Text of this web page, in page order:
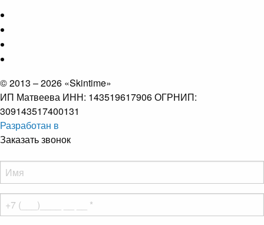
© 2013 – 2026 «Skintime»
ИП Матвеева ИНН: 143519617906 ОГРНИП:
309143517400131
Разработан в
Заказать звонок